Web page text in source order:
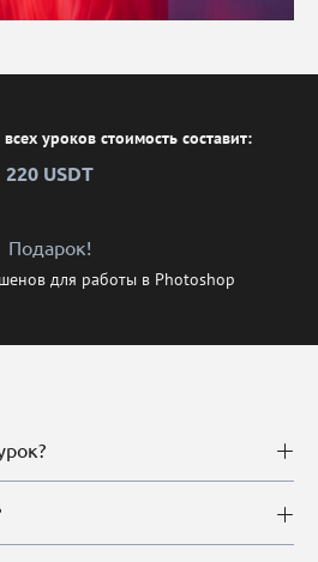
уроков стоимость составит:
220 USDT
Подарок!
для работы в Photoshop